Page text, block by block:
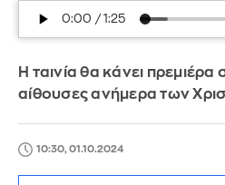
Η ταινία θα κάνει πρεμιέρα
αίθουσες ανήμερα των
10:30, 01.10.2024